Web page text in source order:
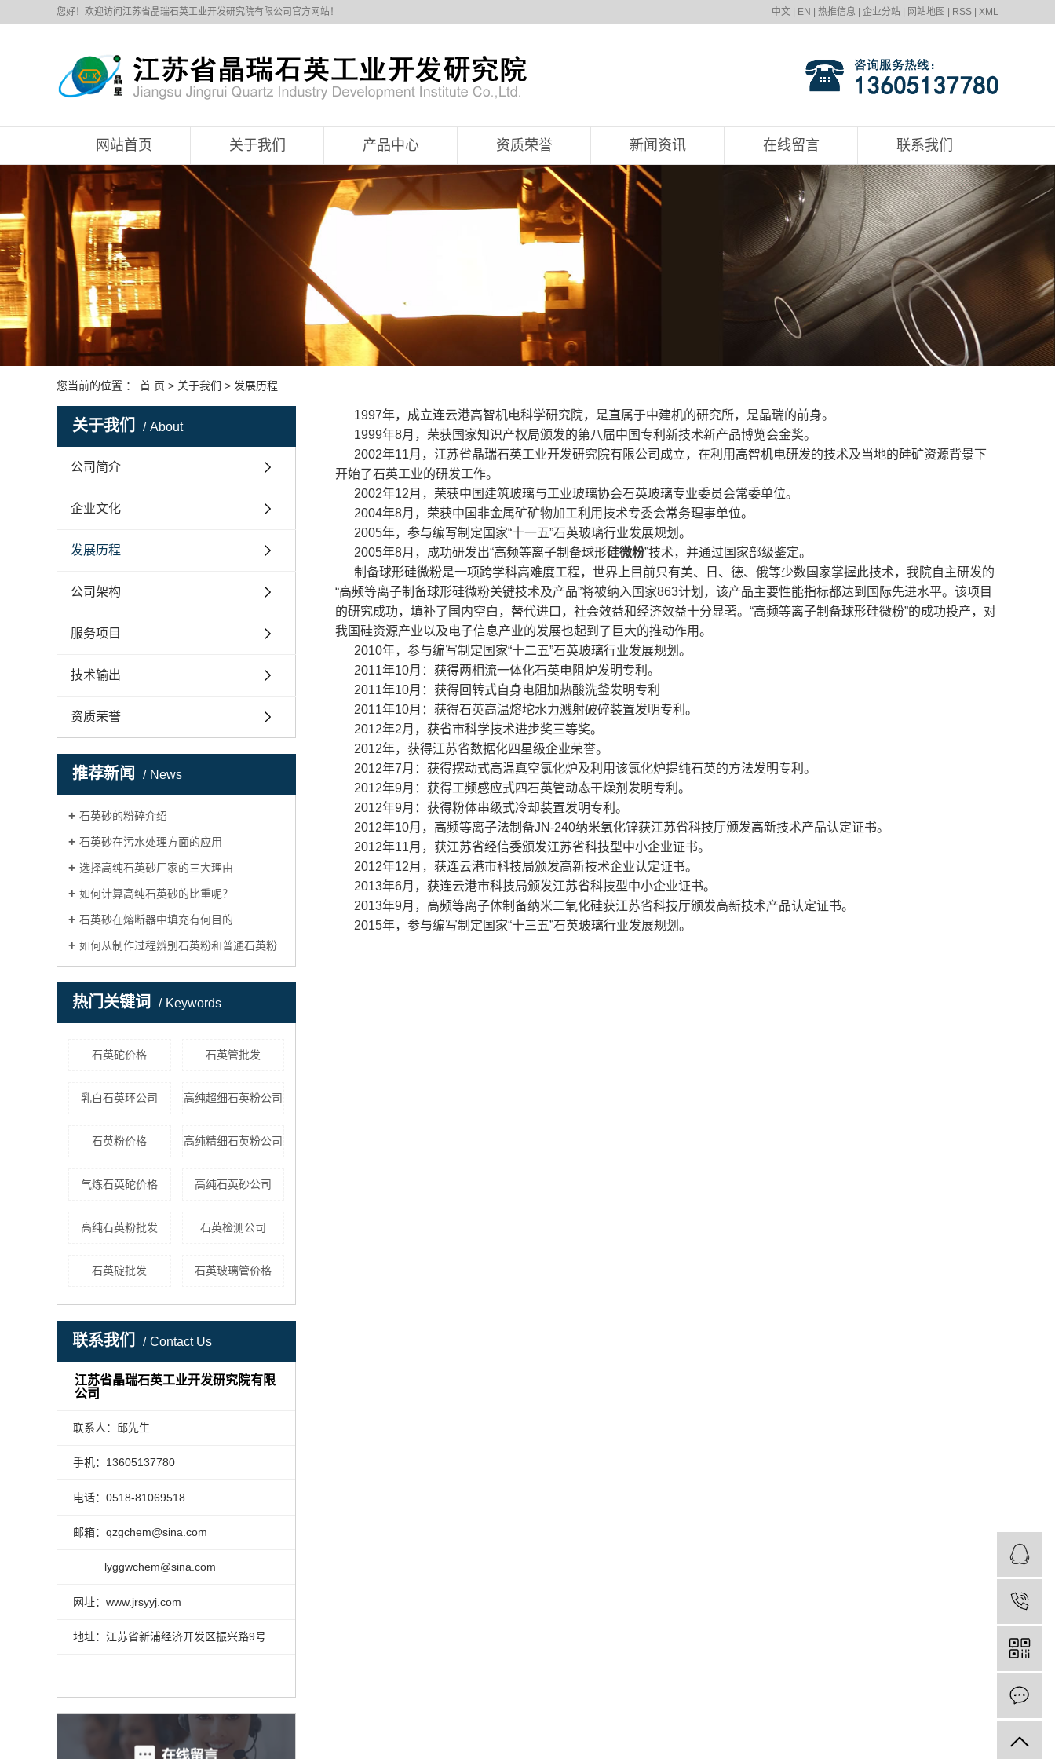
您好！欢迎访问江苏省晶瑞石英工业开发研究院有限公司官方网站！ 中文 EN 热推信息 企业分站 网站地图 RSS XML
网站首页 关于我们
公司简介
企业文化
产品中心
高纯石英粉、砂
石英碇
资质荣誉 新闻资讯
公司新闻
行业资讯
技术资讯
在线留言 联系我们
您当前的位置 ： 首 页 > 关于我们 > 发展历程
关于我们 About
公司简介
企业文化
发展历程
公司架构
服务项目
技术输出
资质荣誉
推荐新闻 News
石英砂的粉碎介绍
石英砂在污水处理方面的应用
选择高纯石英砂厂家的三大理由
如何计算高纯石英砂的比重呢？
石英砂在熔断器中填充有何目的
如何从制作过程辨别石英粉和普通石英粉
热门关键词 Keywords
石英砣价格 石英管批发
乳白石英环公司 高纯超细石英粉公司
石英粉价格 高纯精细石英粉公司
气炼石英砣价格 高纯石英砂公司
高纯石英粉批发 石英检测公司
石英碇批发 石英玻璃管价格
联系我们 Contact Us
江苏省晶瑞石英工业开发研究院有限
公司
联系人：邱先生
手机：13605137780
电话：0518-81069518
邮箱：qzgchem@sina.com
lyggwchem@sina.com
网址：www.jrsyyj.com
地址：江苏省新浦经济开发区振兴路9号
1997年，成立连云港高智机电科学研究院，是直属于中建机的研究所，是晶瑞的前身。
1999年8月，荣获国家知识产权局颁发的第八届中国专利新技术新产品博览会金奖。
2002年11月，江苏省晶瑞石英工业开发研究院有限公司成立，在利用高智机电研发的技术及当地的硅矿资源背景下
开始了石英工业的研发工作。
2002年12月，荣获中国建筑玻璃与工业玻璃协会石英玻璃专业委员会常委单位。
2004年8月，荣获中国非金属矿矿物加工利用技术专委会常务理事单位。
2005年，参与编写制定国家“十一五”石英玻璃行业发展规划。
2005年8月，成功研发出“高频等离子制备球形硅微粉”技术，并通过国家部级鉴定。
制备球形硅微粉是一项跨学科高难度工程，世界上目前只有美、日、德、俄等少数国家掌握此技术，我院自主研发的
“高频等离子制备球形硅微粉关键技术及产品”将被纳入国家863计划，该产品主要性能指标都达到国际先进水平。该项目
的研究成功，填补了国内空白，替代进口，社会效益和经济效益十分显著。“高频等离子制备球形硅微粉”的成功投产，对
我国硅资源产业以及电子信息产业的发展也起到了巨大的推动作用。
2010年，参与编写制定国家“十二五”石英玻璃行业发展规划。
2011年10月：获得两相流一体化石英电阻炉发明专利。
2011年10月：获得回转式自身电阻加热酸洗釜发明专利
2011年10月：获得石英高温熔坨水力溅射破碎装置发明专利。
2012年2月，获省市科学技术进步奖三等奖。
2012年，获得江苏省数据化四星级企业荣誉。
2012年7月：获得摆动式高温真空氯化炉及利用该氯化炉提纯石英的方法发明专利。
2012年9月：获得工频感应式四石英管动态干燥剂发明专利。
2012年9月：获得粉体串级式冷却装置发明专利。
2012年10月，高频等离子法制备JN-240纳米氧化锌获江苏省科技厅颁发高新技术产品认定证书。
2012年11月，获江苏省经信委颁发江苏省科技型中小企业证书。
2012年12月，获连云港市科技局颁发高新技术企业认定证书。
2013年6月，获连云港市科技局颁发江苏省科技型中小企业证书。
2013年9月，高频等离子体制备纳米二氧化硅获江苏省科技厅颁发高新技术产品认定证书。
2015年，参与编写制定国家“十三五”石英玻璃行业发展规划。